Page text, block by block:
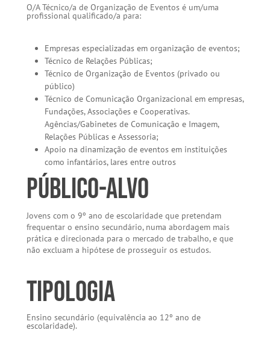
O/A Técnico/a de Organização de Eventos é um/uma
profissional qualificado/a para:
Empresas especializadas em organização de eventos;
Técnico de Relações Públicas;
Técnico de Organização de Eventos (privado ou
público)
Técnico de Comunicação Organizacional em empresas,
Fundações, Associações e Cooperativas.
Agências/Gabinetes de Comunicação e Imagem,
Relações Públicas e Assessoria;
Apoio na dinamização de eventos em instituições
como infantários, lares entre outros
Público-alvo
Jovens com o 9º ano de escolaridade que pretendam
frequentar o ensino secundário, numa abordagem mais
prática e direcionada para o mercado de trabalho, e que
não excluam a hipótese de prosseguir os estudos.
Tipologia
Ensino secundário (equivalência ao 12º ano de
escolaridade).